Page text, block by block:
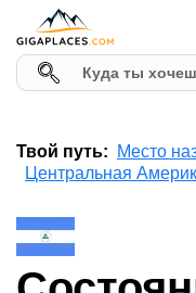
Твой путь: Место
Центральная